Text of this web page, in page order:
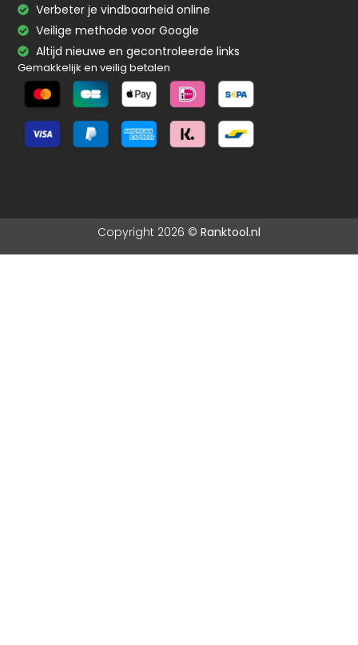
Verbeter je vindbaarheid online
Veilige methode voor Google
Altijd nieuwe en gecontroleerde links
Gemakkelijk en veilig betalen
Copyright 2026 © Ranktool.nl